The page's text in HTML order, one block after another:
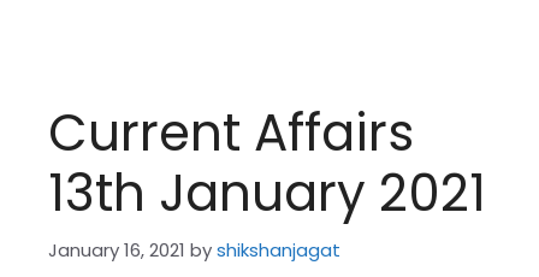
Current Affairs
13th January 2021
January 16, 2021 byshikshanjagat